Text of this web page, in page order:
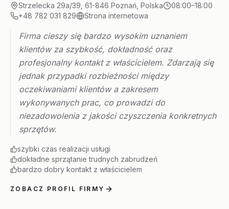
Strzelecka 29a/39, 61-846 Poznań, Polska
08:00–18:00
+48 782 031 829
Strona internetowa
Firma cieszy się bardzo wysokim uznaniem
klientów za szybkość, dokładność oraz
profesjonalny kontakt z właścicielem. Zdarzają się
jednak przypadki rozbieżności między
oczekiwaniami klientów a zakresem
wykonywanych prac, co prowadzi do
niezadowolenia z jakości czyszczenia konkretnych
sprzętów.
szybki czas realizacji usługi
dokładne sprzątanie trudnych zabrudzeń
bardzo dobry kontakt z właścicielem
ZOBACZ PROFIL FIRMY